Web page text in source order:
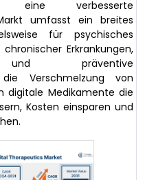
eine verbesserte
umfasst ein breites
für psychisches
Erkrankungen,
und präventive
die Verschmelzung von
digitale Medikamente die
Kosten einsparen und